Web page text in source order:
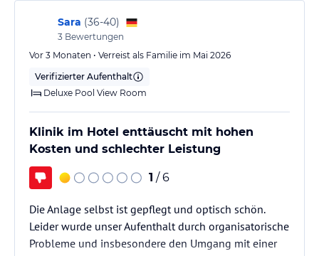
Sara (36-40)
3 Bewertungen
Vor 3 Monaten • Verreist als Familie im Mai 2026
Verifizierter Aufenthalt
Deluxe Pool View Room
Klinik im Hotel enttäuscht mit hohen
Kosten und schlechter Leistung
1 / 6
Die Anlage selbst ist gepflegt und optisch schön.
Leider wurde unser Aufenthalt durch organisatorische
Probleme und insbesondere den Umgang mit einer